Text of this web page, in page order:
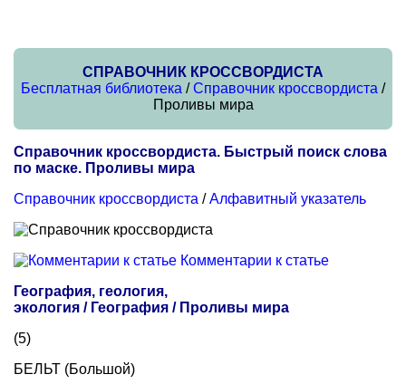
СПРАВОЧНИК КРОССВОРДИСТА
Бесплатная библиотека /Справочник кроссвордиста /
Проливы мира
Справочник кроссвордиста. Быстрый поиск слова
по маске. Проливы мира
Справочник кроссвордиста /Алфавитный указатель
Комментарии к статье
География, геология,
экология / География / Проливы мира
(5)
БЕЛЬТ (Большой)